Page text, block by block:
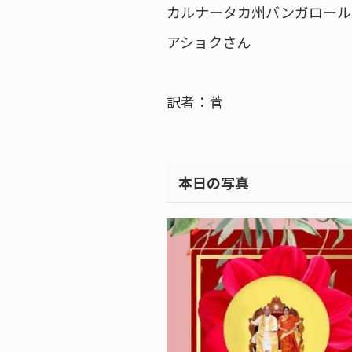
カルナータカ州バンガロー
アショクさん
訳者：菅
本日の写真